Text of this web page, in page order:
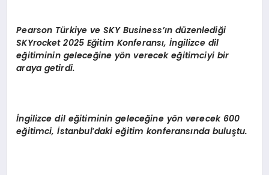
Pearson Türkiye ve SKY Business’ın düzenlediği
SKYrocket 2025 Eğitim Konferansı, İngilizce dil
eğitiminin geleceğine yön verecek eğitimciyi bir
araya getirdi.
İngilizce dil eğitiminin geleceğine yön verecek 600
eğitimci, İstanbul’daki eğitim konferansında buluştu.